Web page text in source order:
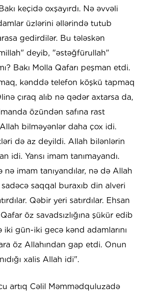
keçidə oxşayırdı. Nə əvvəli
üzlərini əllərində tutub
gedirdilər. Bu tələskən
deyib, "əstəğfürullah"
Bakı Molla Qafarı peşman etdi.
kənddə telefon köşkü tapmaq
çıraq alıb nə qədər axtarsa da,
özündən safına rast
bilməyənlər daha çox idi.
də az deyildi. Allah bilənlərin
idi. Yarısı imam tanımayandı.
nə imam tanıyandılar, nə də Allah
sadəcə saqqal buraxıb din alveri
Qəbir yeri satırdılar. Ehsan
Qafar öz savadsızlığına şükür edib
iki gün-iki gecə kənd adamlarını
öz Allahından gap etdi. Onun
xalis Allah idi".
artıq Cəlil Məmmədquluzadə